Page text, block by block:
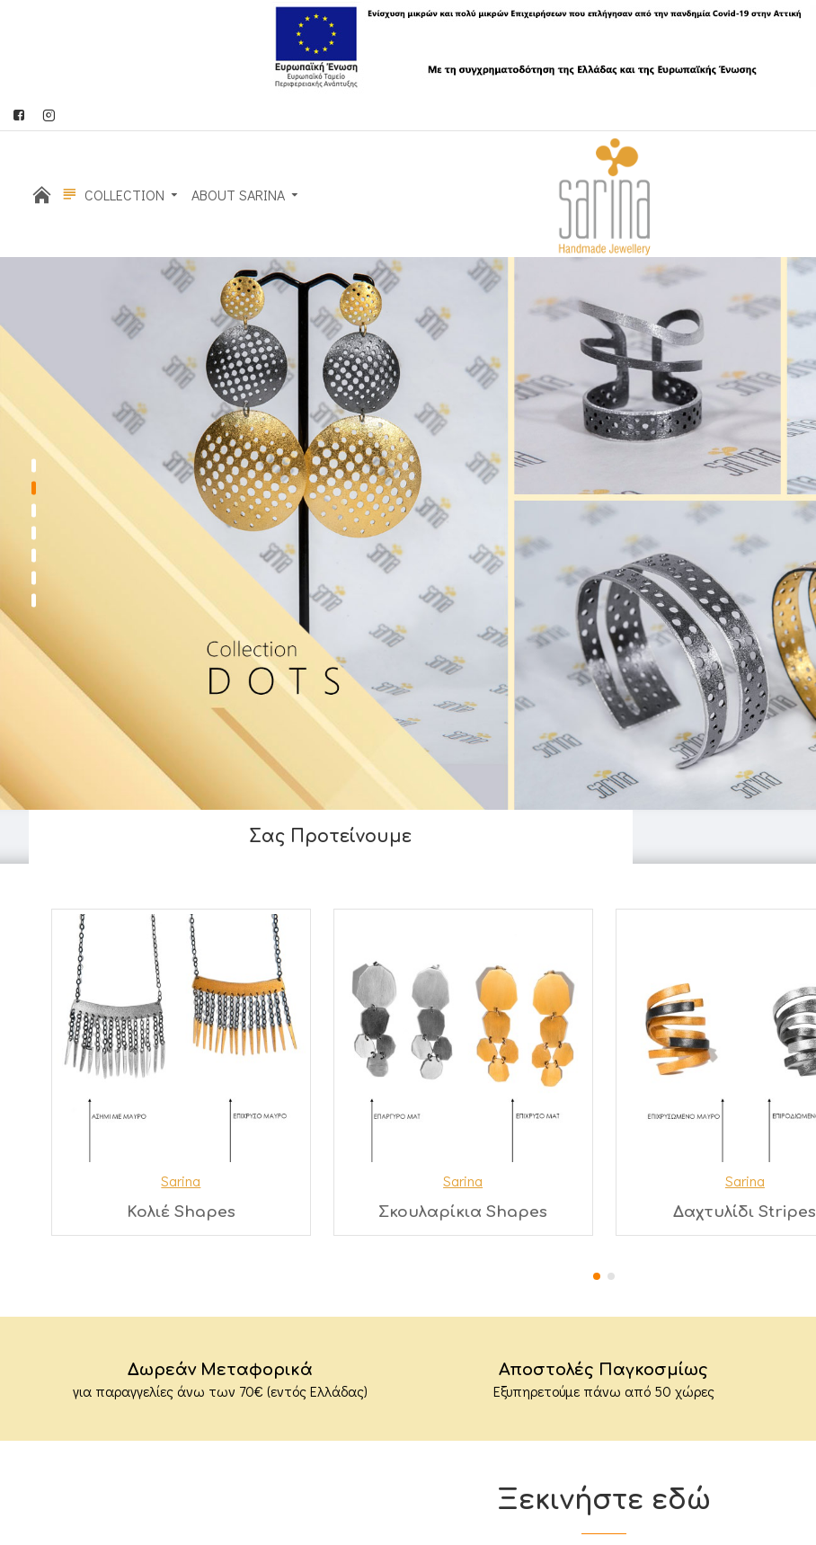
COLLECTION ABOUT SARINA
Σας Προτείνουμε
Sarina
Κολιέ Shapes
Sarina
Σκουλαρίκια Shapes
Sarina
Δαχτυλίδι Stripes
Δωρεάν Μεταφορικά
για παραγγελίες άνω των 70€ (εντός Ελλάδας)
Αποστολές Παγκοσμίως
Εξυπηρετούμε πάνω από 50 χώρες
Ξεκινήστε εδώ